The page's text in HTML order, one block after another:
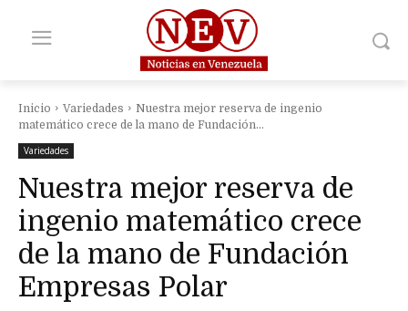
Inicio Variedades
Nuestra mejor reserva de ingenio
matemático crece de la mano de Fundación...
Variedades
Nuestra mejor reserva de
ingenio matemático crece
de la mano de Fundación
Empresas Polar